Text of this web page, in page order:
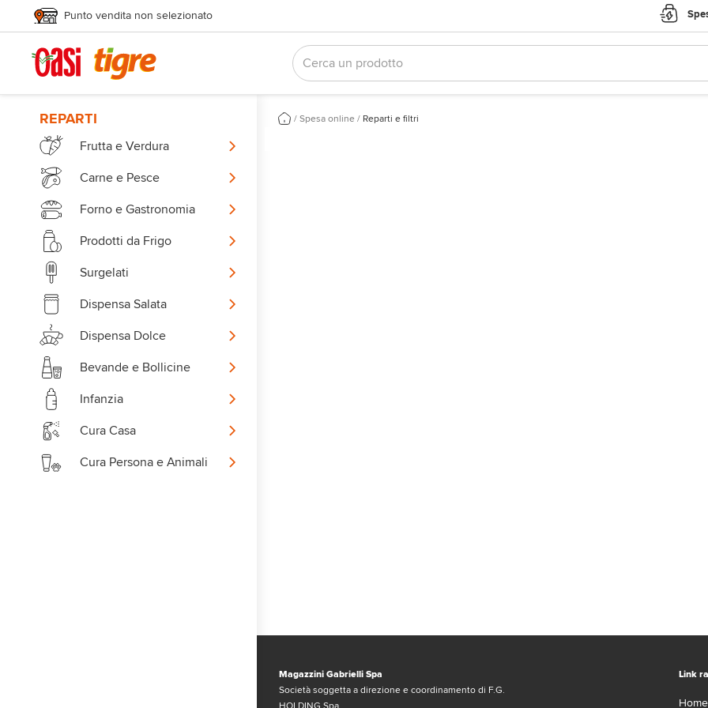
Punto vendita non selezionato
REPARTI
Frutta e Verdura
Carne e Pesce
Forno e Gastronomia
Prodotti da Frigo
Surgelati
Dispensa Salata
Dispensa Dolce
Bevande e Bollicine
Infanzia
Cura Casa
Cura Persona e Animali
/ Spesa online / Reparti e filtri
Magazzini Gabrielli Spa
Società soggetta a direzione e coordinamento di F.G.
Link
Home